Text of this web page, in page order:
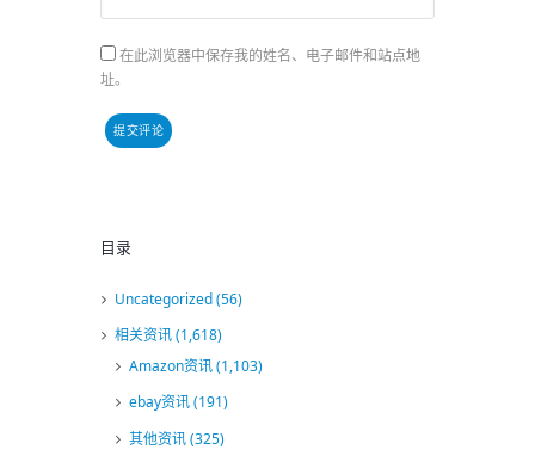
在此浏览器中保存我的姓名、电子邮件和站点地
址。
目录
Uncategorized(56)
相关资讯(1,618)
Amazon资讯(1,103)
ebay资讯(191)
其他资讯(325)